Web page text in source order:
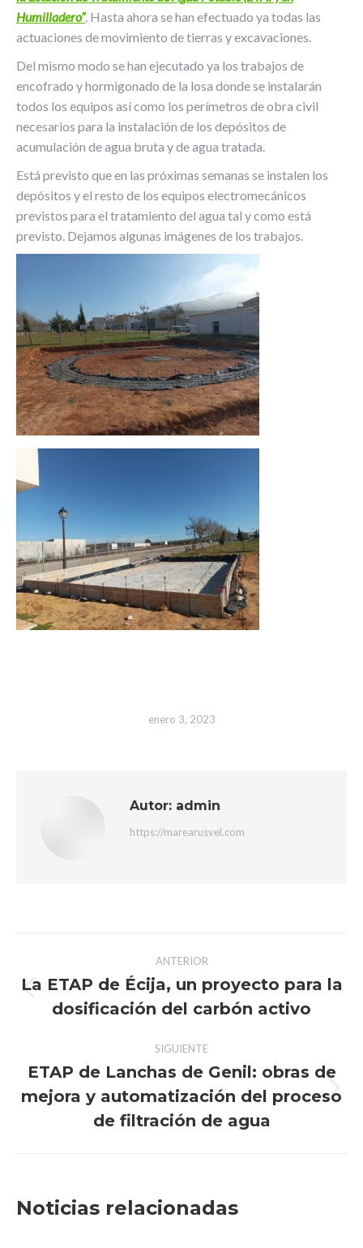
Humilladero”. Hasta ahora se han efectuado ya todas las
actuaciones de movimiento de tierras y excavaciones.
Del mismo modo se han ejecutado ya los trabajos de
encofrado y hormigonado de la losa donde se instalarán
todos los equipos así como los perímetros de obra civil
necesarios para la instalación de los depósitos de
acumulación de agua bruta y de agua tratada.
Está previsto que en las próximas semanas se instalen los
depósitos y el resto de los equipos electromecánicos
previstos para el tratamiento del agua tal y como está
previsto. Dejamos algunas imágenes de los trabajos.
enero 3, 2023
Autor: admin
https://marearusvel.com
Navegación
entre
publicaciones
ANTERIOR
Publicación
anterior:
La ETAP de Écija, un proyecto para la
dosificación del carbón activo
SIGUIENTE
Publicación
siguiente:
ETAP de Lanchas de Genil: obras de
mejora y automatización del proceso
de filtración de agua
Noticias relacionadas